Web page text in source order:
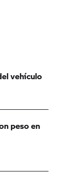
vehículo
peso en